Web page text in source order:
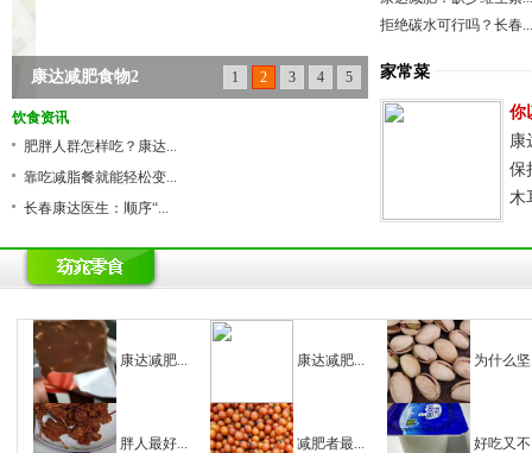
营养常识
康达减肥食物2
null
1 2 3 4 5
饮食资讯
肥胖人群怎样吃？康达...
靠吃减脂餐就能轻松变...
长春康达医生：顺序“...
拒绝碳水可行吗？长春...
家常菜
你
康
保
木
康达减肥... 康达减肥... 为什么坚
胖人最好... 减肥者最... 好吃又不